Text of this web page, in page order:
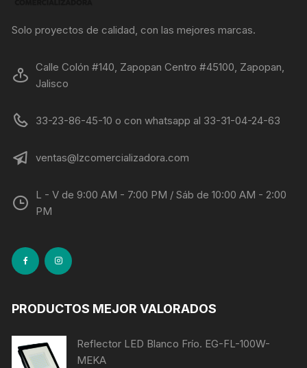
Solo proyectos de calidad, con las mejores marcas.
Calle Colón #140, Zapopan Centro #45100, Zapopan,
Jalisco
33-23-86-45-10 o con whatsapp al 33-31-04-24-63
ventas@lzcomercializadora.com
L - V de 9:00 AM - 7:00 PM / Sáb de 10:00 AM - 2:00
PM
PRODUCTOS MEJOR VALORADOS
Reflector LED Blanco Frío. EG-FL-100W-
MEKA